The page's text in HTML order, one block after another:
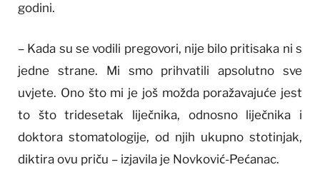
godini.
– Kada su se vodili pregovori, nije bilo pritisaka ni s
jedne strane. Mi smo prihvatili apsolutno sve
uvjete. Ono što mi je još možda poražavajuće jest
to što tridesetak liječnika, odnosno liječnika i
doktora stomatologije, od njih ukupno stotinjak,
diktira ovu priču – izjavila je Novković-Pećanac.